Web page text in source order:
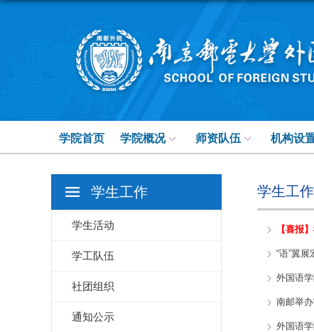
学院首页 学院概况 师资队伍 机构设
学生工作
学生活动
学工队伍
社团组织
通知公示
学生工作
【喜报
“语”翼
外国语
南邮举
外国语